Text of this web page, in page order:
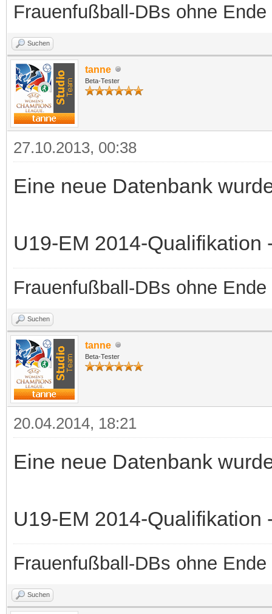
Frauenfußball-DBs ohne Ende
Suchen
tanne
Beta-Tester
27.10.2013, 00:38
Eine neue Datenbank
U19-EM 2014-Qualifikation
Frauenfußball-DBs ohne Ende
Suchen
tanne
Beta-Tester
20.04.2014, 18:21
Eine neue Datenbank
U19-EM 2014-Qualifikation
Frauenfußball-DBs ohne Ende
Suchen